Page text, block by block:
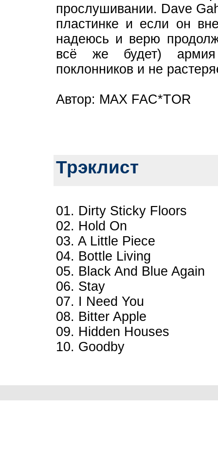
прослушивании. Dave
пластинке и если он
надеюсь и верю
всё же будет) армия
поклонников и не
Автор: MAX FAC*TOR
Трэклист
01. Dirty Sticky Floors
02. Hold On
03. A Little Piece
04. Bottle Living
05. Black And Blue Again
06. Stay
07. I Need You
08. Bitter Apple
09. Hidden Houses
10. Goodby